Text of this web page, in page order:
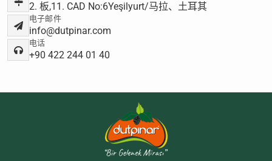
2. 板,11. CAD No:6Yeşilyurt/马拉、土耳其
电子邮件
info@dutpinar.com
电话
+90 422 244 01 40